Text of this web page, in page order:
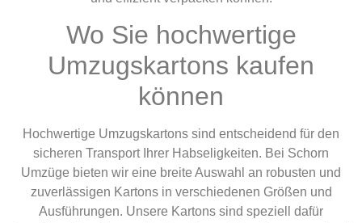
Wo Sie hochwertige
Umzugskartons kaufen
können
Hochwertige Umzugskartons sind entscheidend für den
sicheren Transport Ihrer Habseligkeiten. Bei Schorn
Umzüge bieten wir eine breite Auswahl an robusten und
zuverlässigen Kartons in verschiedenen Größen und
Ausführungen. Unsere Kartons sind speziell dafür